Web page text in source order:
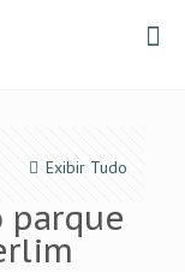
Exibir Tudo
parque